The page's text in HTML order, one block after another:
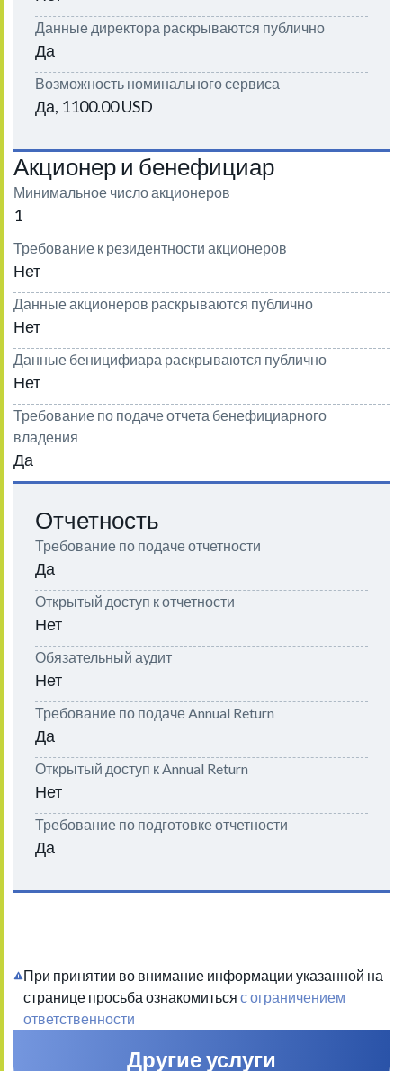
Данные директора раскрываются публично
Да
Возможность номинального сервиса
Да, 1100.00 USD
Акционер и бенефициар
Минимальное число акционеров
1
Требование к резидентности акционеров
Нет
Данные акционеров раскрываются публично
Нет
Данные беницифиара раскрываются публично
Нет
Требование по подаче отчета бенефициарного
владения
Да
Отчетность
Требование по подаче отчетности
Да
Открытый доступ к отчетности
Нет
Обязательный аудит
Нет
Требование по подаче Annual Return
Да
Открытый доступ к Annual Return
Нет
Требование по подготовке отчетности
Да
При принятии во внимание информации указанной на
странице просьба ознакомиться с ограничением
ответственности
Другие услуги